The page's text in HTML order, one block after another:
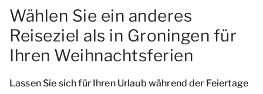
Wählen Sie ein anderes
Reiseziel als in Groningen für
Ihren Weihnachtsferien
Lassen Sie sich für Ihren Urlaub während der Feiertage